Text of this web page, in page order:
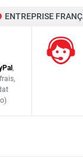
ENTREPRISE
Pal,
,